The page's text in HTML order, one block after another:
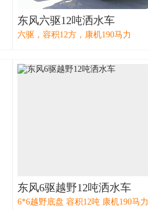
东风六驱12吨洒水车
六驱，容积12方，康机190马力
东风6驱越野12吨洒水车
6*6越野底盘 容积12吨 康机190马力